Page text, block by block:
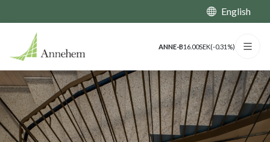
English
ANNE-B16.00SEK(-0.31%)